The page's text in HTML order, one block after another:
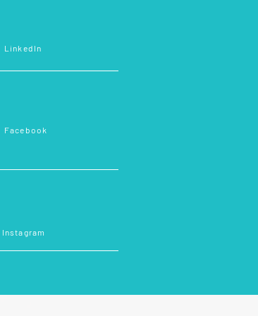
LinkedIn
Facebook
Instagram